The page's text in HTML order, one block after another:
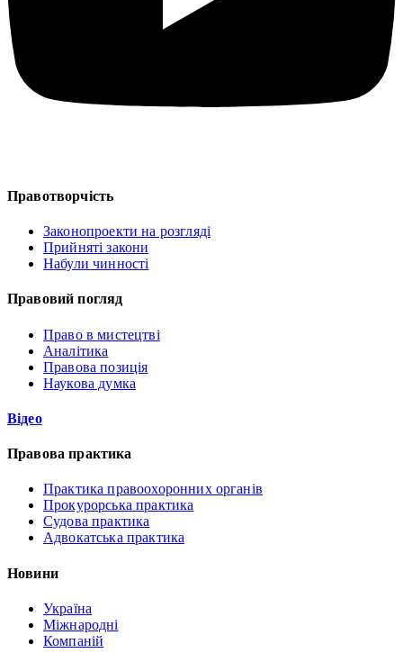
Правотворчість
Законопроекти на розгляді
Прийняті закони
Набули чинності
Правовий погляд
Право в мистецтві
Аналітика
Правова позиція
Наукова думка
Відео
Правова практика
Практика правоохоронних органів
Прокурорська практика
Судова практика
Адвокатська практика
Новини
Україна
Міжнародні
Компаній